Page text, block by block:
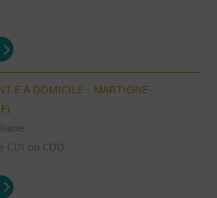
A DOMICILE - MARTIGNE-
CDI ou CDD